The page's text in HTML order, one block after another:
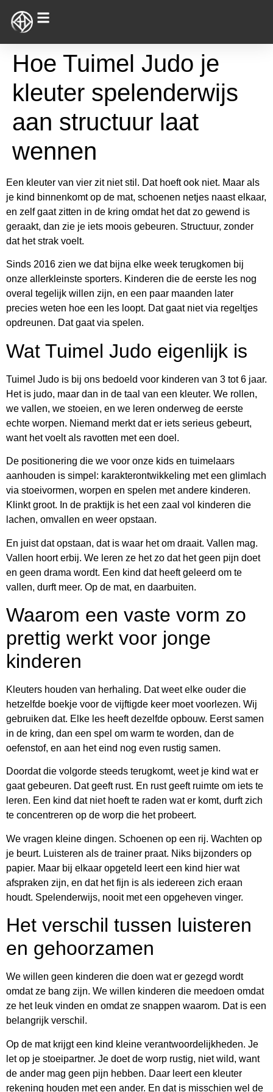
Hoe Tuimel Judo je
kleuter spelenderwijs
aan structuur laat
wennen
Een kleuter van vier zit niet stil. Dat hoeft ook niet. Maar als
je kind binnenkomt op de mat, schoenen netjes naast elkaar,
en zelf gaat zitten in de kring omdat het dat zo gewend is
geraakt, dan zie je iets moois gebeuren. Structuur, zonder
dat het strak voelt.
Sinds 2016 zien we dat bijna elke week terugkomen bij
onze allerkleinste sporters. Kinderen die de eerste les nog
overal tegelijk willen zijn, en een paar maanden later
precies weten hoe een les loopt. Dat gaat niet via regeltjes
opdreunen. Dat gaat via spelen.
Wat Tuimel Judo eigenlijk is
Tuimel Judo is bij ons bedoeld voor kinderen van 3 tot 6 jaar.
Het is judo, maar dan in de taal van een kleuter. We rollen,
we vallen, we stoeien, en we leren onderweg de eerste
echte worpen. Niemand merkt dat er iets serieus gebeurt,
want het voelt als ravotten met een doel.
De positionering die we voor onze kids en tuimelaars
aanhouden is simpel: karakterontwikkeling met een glimlach
via stoeivormen, worpen en spelen met andere kinderen.
Klinkt groot. In de praktijk is het een zaal vol kinderen die
lachen, omvallen en weer opstaan.
En juist dat opstaan, dat is waar het om draait. Vallen mag.
Vallen hoort erbij. We leren ze het zo dat het geen pijn doet
en geen drama wordt. Een kind dat heeft geleerd om te
vallen, durft meer. Op de mat, en daarbuiten.
Waarom een vaste vorm zo
prettig werkt voor jonge
kinderen
Kleuters houden van herhaling. Dat weet elke ouder die
hetzelfde boekje voor de vijftigde keer moet voorlezen. Wij
gebruiken dat. Elke les heeft dezelfde opbouw. Eerst samen
in de kring, dan een spel om warm te worden, dan de
oefenstof, en aan het eind nog even rustig samen.
Doordat die volgorde steeds terugkomt, weet je kind wat er
gaat gebeuren. Dat geeft rust. En rust geeft ruimte om iets te
leren. Een kind dat niet hoeft te raden wat er komt, durft zich
te concentreren op de worp die het probeert.
We vragen kleine dingen. Schoenen op een rij. Wachten op
je beurt. Luisteren als de trainer praat. Niks bijzonders op
papier. Maar bij elkaar opgeteld leert een kind hier wat
afspraken zijn, en dat het fijn is als iedereen zich eraan
houdt. Spelenderwijs, nooit met een opgeheven vinger.
Het verschil tussen luisteren
en gehoorzamen
We willen geen kinderen die doen wat er gezegd wordt
omdat ze bang zijn. We willen kinderen die meedoen omdat
ze het leuk vinden en omdat ze snappen waarom. Dat is een
belangrijk verschil.
Op de mat krijgt een kind kleine verantwoordelijkheden. Je
let op je stoeipartner. Je doet de worp rustig, niet wild, want
de ander mag geen pijn hebben. Daar leert een kleuter
rekening houden met een ander. En dat is misschien wel de